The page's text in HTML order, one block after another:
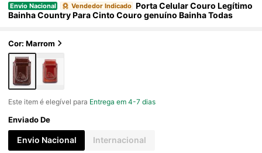
Envio Nacional Vendedor Indicado Porta Celular Couro Legítimo
Bainha Country Para Cinto Couro genuíno Bainha Todas
Cor: Marrom
Este item é elegível para Entrega em 4-7 dias
Enviado De
Envio Nacional Internacional